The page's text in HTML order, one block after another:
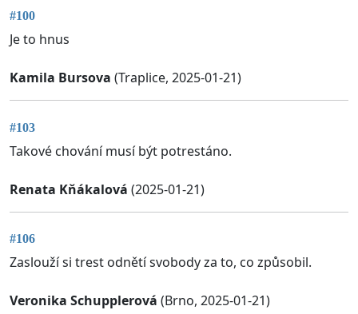
#100
Je to hnus
Kamila Bursova (Traplice, 2025-01-21)
#103
Takové chování musí být potrestáno.
Renata Kňákalová (2025-01-21)
#106
Zaslouží si trest odnětí svobody za to, co způsobil.
Veronika Schupplerová (Brno, 2025-01-21)